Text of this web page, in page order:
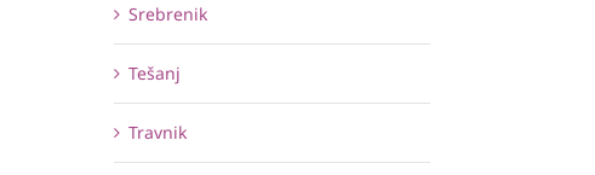
Srebrenik
Tešanj
Travnik